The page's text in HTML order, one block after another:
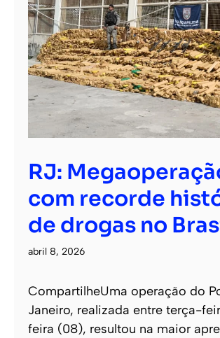
RJ:
com recorde
de drogas no
abril 8, 2026
CompartilheUma operação do
Janeiro, realizada entre terça-
feira (08), resultou na maior